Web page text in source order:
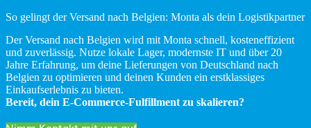
So gelingt der Versand nach Belgien: Monta als dein Logistikpartner
Der Versand nach Belgien wird mit Monta schnell, kosteneffizient
und zuverlässig. Nutze lokale Lager, modernste IT und über 20
Jahre Erfahrung, um deine Lieferungen von Deutschland nach
Belgien zu optimieren und deinen Kunden ein erstklassiges
Einkaufserlebnis zu bieten.
Bereit, dein E-Commerce-Fulfillment zu skalieren?